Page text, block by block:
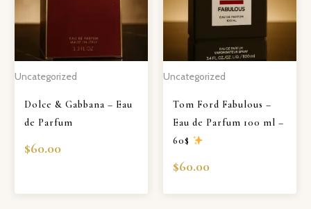
Uncategorized
Dolce & Gabbana – Eau
de Parfum
$60.00
Uncategorized
Tom Ford Fabulous –
Eau de Parfum 100 ml –
60$
$60.00